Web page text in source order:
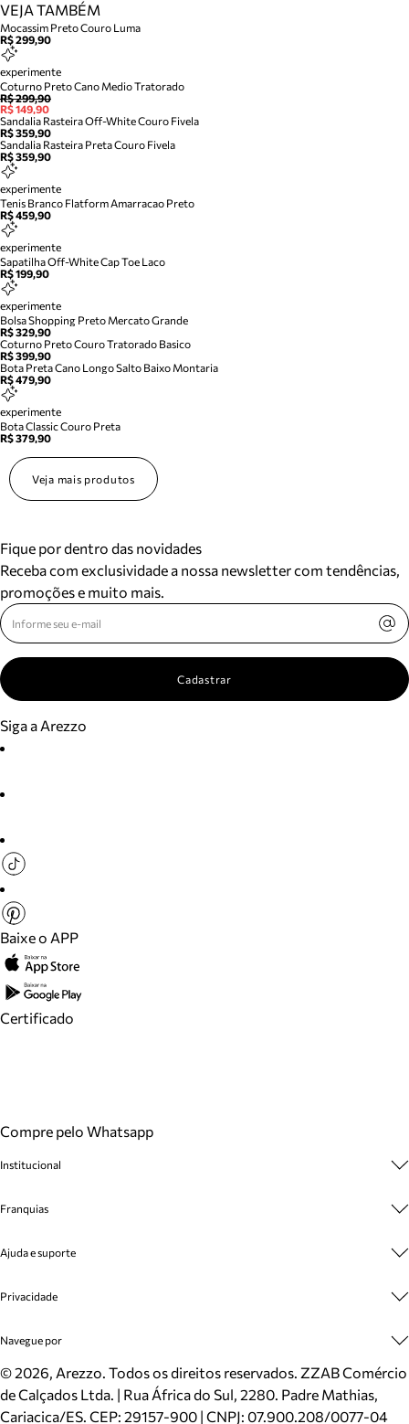
VEJA TAMBÉM
Mocassim Preto Couro Luma
R$ 299,90
experimente
Coturno Preto Cano Medio Tratorado
R$ 299,90
R$ 149,90
Sandalia Rasteira Off-White Couro Fivela
R$ 359,90
Sandalia Rasteira Preta Couro Fivela
R$ 359,90
experimente
Tenis Branco Flatform Amarracao Preto
R$ 459,90
experimente
Sapatilha Off-White Cap Toe Laco
R$ 199,90
experimente
Bolsa Shopping Preto Mercato Grande
R$ 329,90
Coturno Preto Couro Tratorado Basico
R$ 399,90
Bota Preta Cano Longo Salto Baixo Montaria
R$ 479,90
experimente
Bota Classic Couro Preta
R$ 379,90
Veja mais produtos
Fique por dentro das novidades
Receba com exclusividade a nossa newsletter com tendências,
promoções e muito mais.
Cadastrar
Siga a Arezzo
Baixe o APP
Certificado
Compre pelo Whatsapp
Institucional
Cashback
Venda Corporativa
Mapa do Site
Inverno
Mundo Arezzo
Franquias
Plano de Negócio
Ajuda e suporte
Cadastro
Meus Pedidos
Trocas e Devoluções
Cartão Presente
Localizador de lojas
Privacidade
Politica e Privacidade
Navegue por
Sapatos
Bolsas
Scarpins
©2026, Arezzo. Todos os direitos reservados. ZZAB Comércio
de Calçados Ltda. | Rua África do Sul, 2280. Padre Mathias,
Cariacica/ES. CEP: 29157-900 | CNPJ: 07.900.208/0077-04